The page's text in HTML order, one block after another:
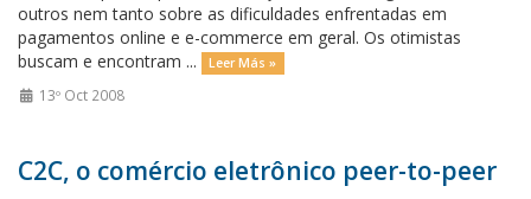
outros nem tanto sobre as dificuldades enfrentadas em
pagamentos online e e-commerce em geral. Os otimistas
buscam e encontram ...
Leer Más »
13º Oct 2008
C2C, o comércio eletrônico peer-to-peer